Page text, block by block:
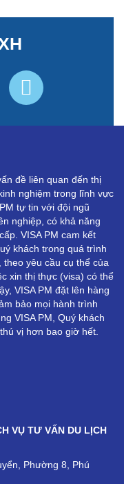
đề liên quan đến thị
nghiệm trong lĩnh vực
tự tin với đội ngũ
nghiệp, có khả năng
VISA PM cam kết
khách trong quá trình
yêu cầu cụ thể của
xin thị thực (visa) có thể
VISA PM đặt lên hàng
bảo mọi hành trình
VISA PM, Quý khách
vị hơn bao giờ hết.
VỤ TƯ VẤN DU LỊCH
Phường 8, Phú